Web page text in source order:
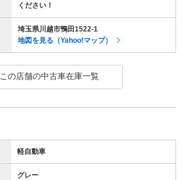
ください！
埼玉県川越市鴨田1522-1
地図を見る（Yahoo!マップ）
この店舗の中古車在庫一覧
軽自動車
グレー